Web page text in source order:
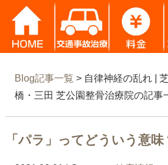
Blog記事一覧 > 自律神経の乱れ |
橋・三田 芝公園整骨治療院の記事
「パラ」ってどういう意味